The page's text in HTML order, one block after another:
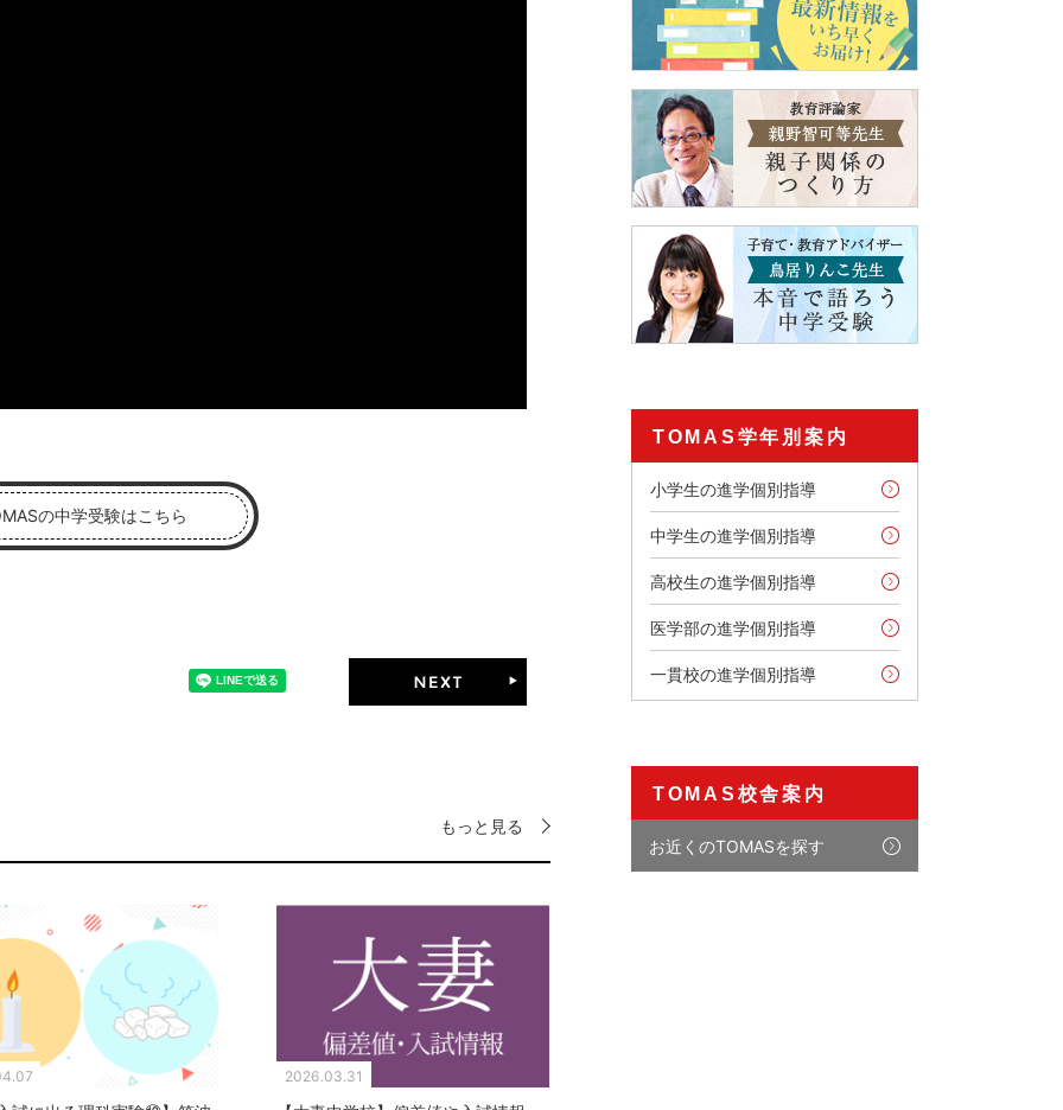
の中学受験はこちら
もっと見る
2026.03.31
TOMAS学年別案内
小学生の進学個別指導
中学生の進学個別指導
高校生の進学個別指導
医学部の進学個別指導
一貫校の進学個別指導
TOMAS校舎案内
お近くのTOMASを探す